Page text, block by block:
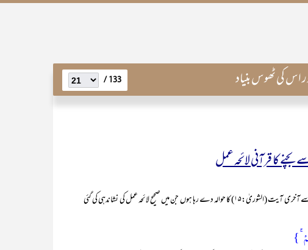
اس کی ٹھوس بنیاد 133 /
بچنے کا قرآنی لائحہ عمل
اس اعتبار سے میں یہاں پر محولہ بالا تین آیتوں میں سے آخری آیت (الشوریٰ:۱۵) کا حوالہ دے رہا ہوں جن میں صحیح لائحہ عمل کی نشاندہی کی گئی
}